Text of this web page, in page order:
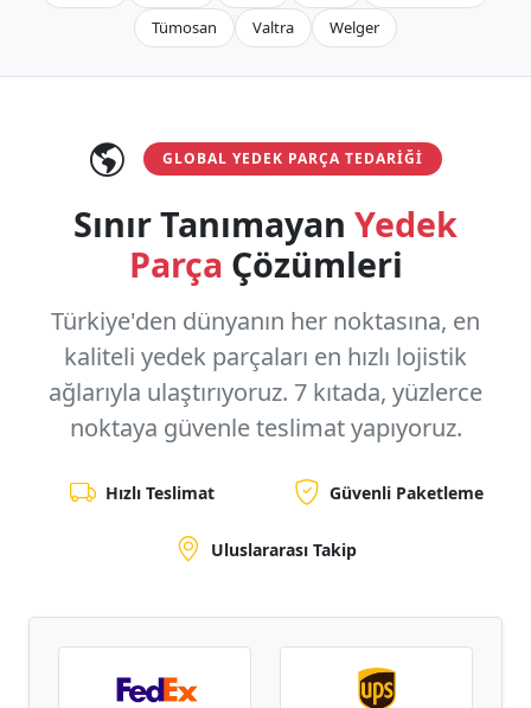
Tümosan
Valtra Welger
GLOBAL YEDEK PARÇA TEDARIĞI
Sınır Tanımayan Yedek
Parça Çözümleri
Türkiye'den dünyanın her noktasına, en
kaliteli yedek parçaları en hızlı lojistik
ağlarıyla ulaştırıyoruz. 7 kıtada, yüzlerce
noktaya güvenle teslimat yapıyoruz.
Hızlı Teslimat Güvenli Paketleme
Uluslararası Takip